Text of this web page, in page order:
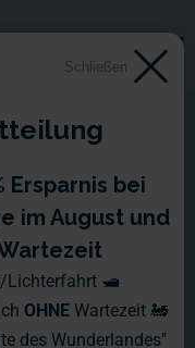
Schließen
Ersparnis bei
im August und
Lichterfahrt 🛥️
OHNE Wartezeit 🚂
des Wunderlandes"